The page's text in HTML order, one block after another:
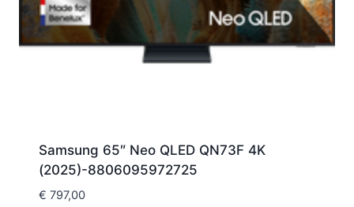
Samsung 65″ Neo QLED QN73F 4K
(2025)-8806095972725
€ 797,00